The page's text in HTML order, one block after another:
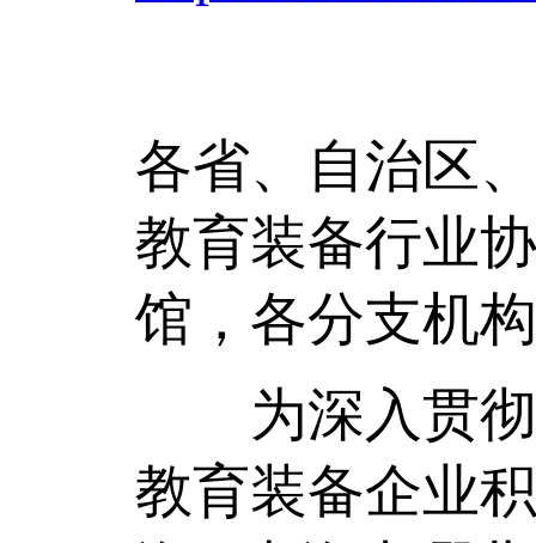
各省、自治区
教育装备行业
馆，各分支机
为深入贯彻
教育装备企业